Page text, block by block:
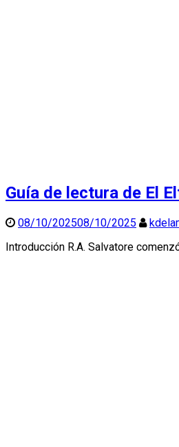
Guía de lectura de El
08/10/202508/10/2025
Introducción R.A. Salvatore